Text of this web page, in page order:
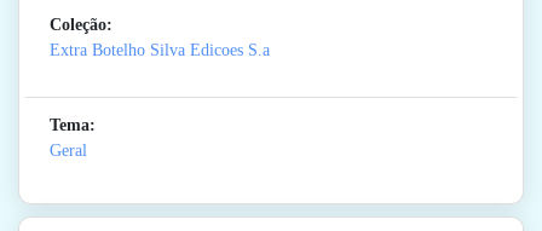
Coleção:
Extra Botelho Silva Edicoes S.a
Tema:
Geral